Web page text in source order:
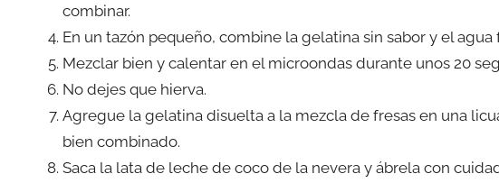
combinar.
En un tazón pequeño, combine la gelatina sin sabor y el agua
Mezclar bien y calentar en el microondas durante unos 20
No dejes que hierva.
Agregue la gelatina disuelta a la mezcla de fresas en una
bien combinado.
Saca la lata de leche de coco de la nevera y ábrela con